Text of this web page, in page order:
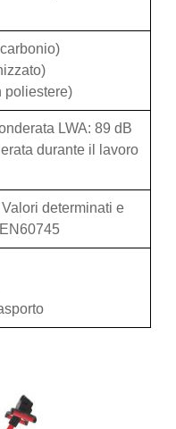
poliestere)
LWA: 89 dB
durante il lavoro
determinati e